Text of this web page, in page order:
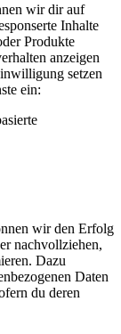
wir dir auf
Inhalte
Produkte
anzeigen
setzen
ein:
wir den Erfolg
nachvollziehen,
Dazu
Daten
du deren